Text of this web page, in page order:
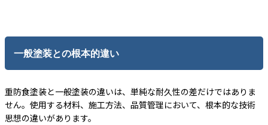
一般塗装との根本的違い
重防食塗装と一般塗装の違いは、単純な耐久性の差だけではありま
せん。使用する材料、施工方法、品質管理において、根本的な技術
思想の違いがあります。